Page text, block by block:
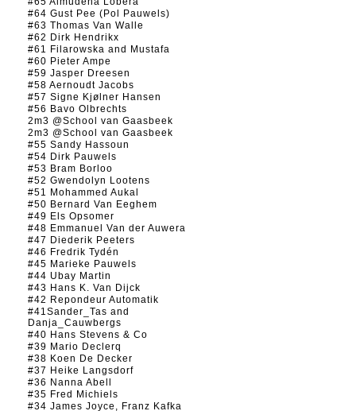
#64 Gust Pee (Pol Pauwels)
#63 Thomas Van Walle
#62 Dirk Hendrikx
#61 Filarowska and Mustafa
#60 Pieter Ampe
#59 Jasper Dreesen
#58 Aernoudt Jacobs
#57 Signe Kjølner Hansen
#56 Bavo Olbrechts
2m3 @School van Gaasbeek
2m3 @School van Gaasbeek
#55 Sandy Hassoun
#54 Dirk Pauwels
#53 Bram Borloo
#52 Gwendolyn Lootens
#51 Mohammed Aukal
#50 Bernard Van Eeghem
#49 Els Opsomer
#48 Emmanuel Van der Auwera
#47 Diederik Peeters
#46 Fredrik Tydén
#45 Marieke Pauwels
#44 Ubay Martin
#43 Hans K. Van Dijck
#42 Repondeur Automatik
#41Sander_Tas and
Danja_Cauwbergs
#40 Hans Stevens & Co
#39 Mario Declerq
#38 Koen De Decker
#37 Heike Langsdorf
#36 Nanna Abell
#35 Fred Michiels
#34 James Joyce, Franz Kafka